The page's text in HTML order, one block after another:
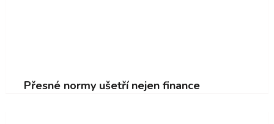
Přesné normy ušetří nejen finance